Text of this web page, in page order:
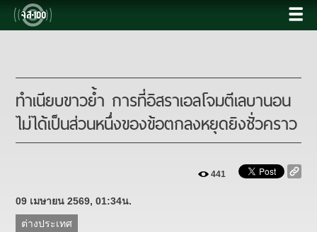
ทำเนียบขาวย้ำ การที่อิสราเอลโจมตีเลบานอน
ไม่ได้เป็นส่วนหนึ่งของข้อตกลงหยุดยิงชั่วคราว
441
09 เมษายน 2569, 01:34น.
ต่างประเทศ